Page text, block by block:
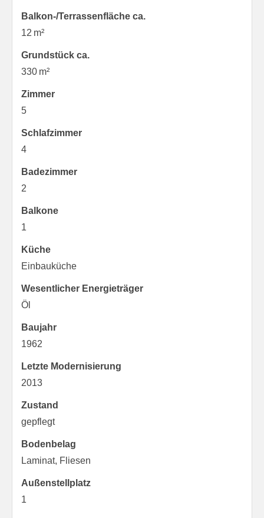
Balkon-/Terrassen­fläche ca.
12 m²
Grund­stück ca.
330 m²
Zimmer
5
Schlafzimmer
4
Badezimmer
2
Balkone
1
Küche
Einbauküche
Wesentlicher Energieträger
Öl
Baujahr
1962
Letzte Modernisierung
2013
Zustand
gepflegt
Bodenbelag
Laminat, Fliesen
Außen­stellplatz
1